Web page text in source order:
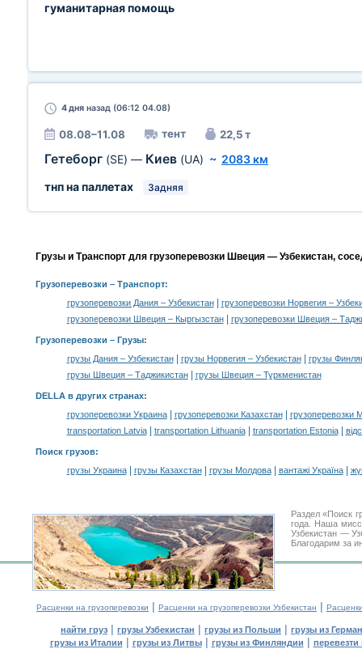
гуманитарная помощь
4 дня назад (06:12 04.08)
08.08–11.08 тент 22,5 т
Гетеборг (SE) — Киев (UA) ~ 2083 км
тнп на паллетах
Задняя
Грузы и Транспорт для грузоперевозки Швеция — Узбекистан,
Грузоперевозки – Транспорт:
грузоперевозки Дания – Узбекистан|
грузоперевозки Норвегия –
грузоперевозки Швеция – Кыргызстан| грузоперевозки Швеция –
Грузоперевозки – Грузы:
грузы Дания – Узбекистан| грузы Норвегия – Узбекистан|
грузы
грузы Швеция – Таджикистан| грузы Швеция – Туркменистан
DELLA в других странах:
грузоперевозки Украина| грузоперевозки Казахстан|
грузоперевозки
transportation Latvia| transportation Lithuania| transportation Estonia|
Поиск грузов:
грузы Украина| грузы Казахстан| грузы Молдова| вантажі Україна|
Раздел «Поиск
года. Наша
Узбекистан —
Благодарим за
Расценки на грузоперевозки | Расценки на грузоперевозки Узбекистан |
найти груз | грузы Узбекистан | грузы из Польши | грузы из
грузы из Италии | грузы из Литвы| грузы из Финляндии | перевезти